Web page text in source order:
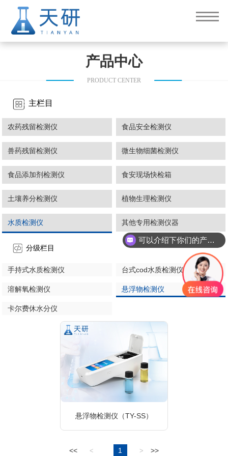
产品中心
PRODUCT CENTER
主栏目
农药残留检测仪 食品安全检测仪
兽药残留检测仪 微生物细菌检测仪
食品添加剂检测仪 食安现场快检箱
土壤养分检测仪 植物生理检测仪
水质检测仪 其他专用检测仪器
分级栏目
手持式水质检测仪 台式cod水质检测仪
溶解氧检测仪 悬浮物检测仪
卡尔费休水分仪
悬浮物检测仪（TY-SS）
<< < 1 > >>
可以介绍下你们的产品么